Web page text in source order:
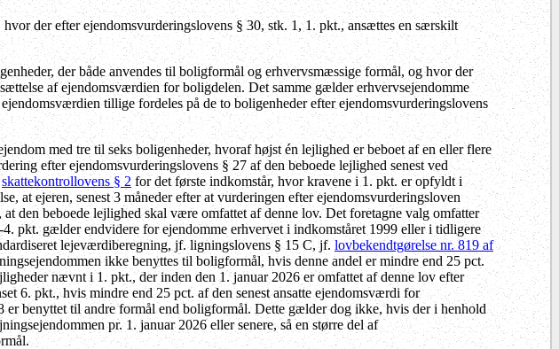
der efter ejendomsvurderingslovens § 30, stk. 1, 1. pkt., ansættes en særskilt
der både anvendes til boligformål og erhvervsmæssige formål, og hvor der
af ejendomsværdien for boligdelen. Det samme gælder erhvervsejendomme
tillige fordeles på de to boligenheder efter ejendomsvurderingslovens
med tre til seks boligenheder, hvoraf højst én lejlighed er beboet af en eller flere
efter ejendomsvurderingslovens § 27 af den beboede lejlighed senest ved
skattekontrollovens § 2 for det første indkomstår, hvor kravene i 1. pkt. er opfyldt i
at ejeren, senest 3 måneder efter at vurderingen efter ejendomsvurderingsloven
den beboede lejlighed skal være omfattet af denne lov. Det foretagne valg omfatter
pkt. gælder endvidere for ejendomme erhvervet i indkomståret 1999 eller i tidligere
lejeværdiberegning, jf. ligningslovens § 15 C, jf.lovbekendtgørelse nr. 819 af
ikke benyttes til boligformål, hvis denne andel er mindre end 25 pct.
nævnt i 1. pkt., der inden den 1. januar 2026 er omfattet af denne lov efter
6. pkt., hvis mindre end 25 pct. af den senest ansatte ejendomsværdi for
er benyttet til andre formål end boligformål. Dette gælder dog ikke, hvis der i henhold
pr. 1. januar 2026 eller senere, så en større del af